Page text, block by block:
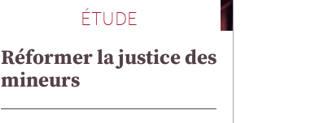
ÉTUDE
Réformer la justice des
mineurs